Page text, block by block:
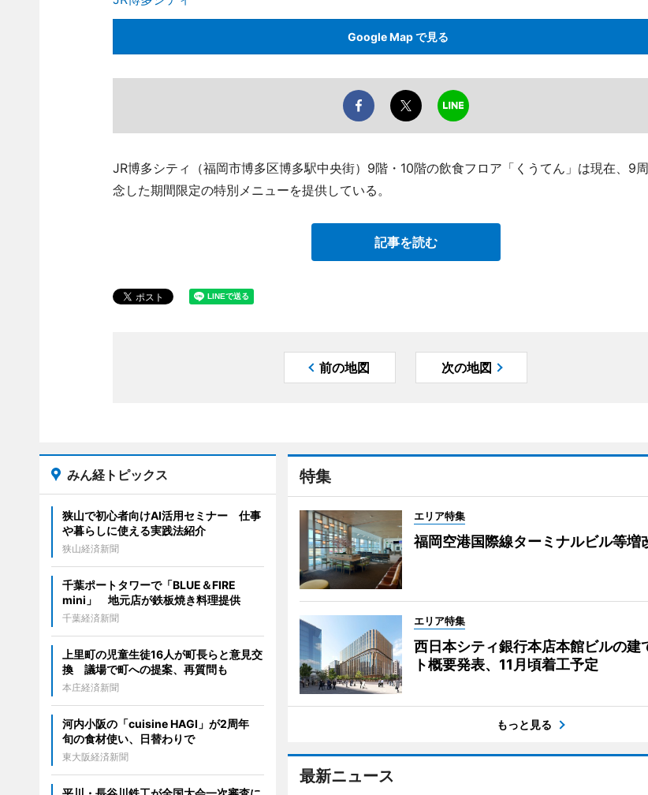
Google Map で見る
JR博多シティ（福岡市博多区博多駅中央街）9階・10階の飲食フロア「くうてん」は現在、9
念した期間限定の特別メニューを提供している。
記事を読む
前の地図 次の地図
特集
エリア特集
福岡空港国際線ターミナルビル等増
エリア特集
西日本シティ銀行本店本館ビルの建
ト概要発表、11月頃着工予定
もっと見る
最新ニュース
みん経トピックス
狭山で初心者向けAI活用セミナー 仕事
や暮らしに使える実践法紹介
狭山経済新聞
千葉ポートタワーで「BLUE＆FIRE
mini」 地元店が鉄板焼き料理提供
千葉経済新聞
上里町の児童生徒16人が町長らと意見交
換 議場で町への提案、再質問も
本庄経済新聞
河内小阪の「cuisine HAGI」が2周年
旬の食材使い、日替わりで
東大阪経済新聞